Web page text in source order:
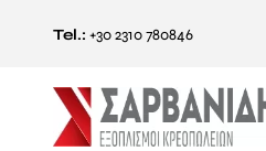
Tel.: +30 2310 780846